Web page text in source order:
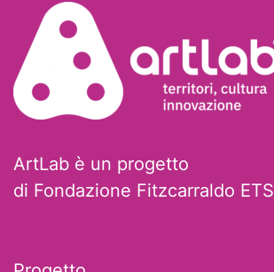
ArtLab è un progetto
di Fondazione Fitzcarraldo ETS